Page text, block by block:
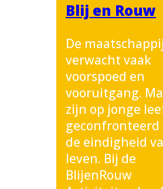
Blij en Rouw
De
verwacht vaak
voorspoed en
vooruitgang.
zijn op jonge
geconfronteerd
de eindigheid
leven. Bij de
BlijenRouw